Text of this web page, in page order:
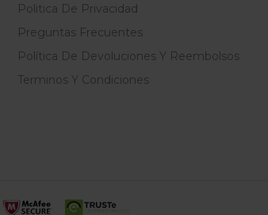
Politica De Privacidad
Preguntas Frecuentes
Política De Devoluciones Y Reembolsos
Terminos Y Condiciones